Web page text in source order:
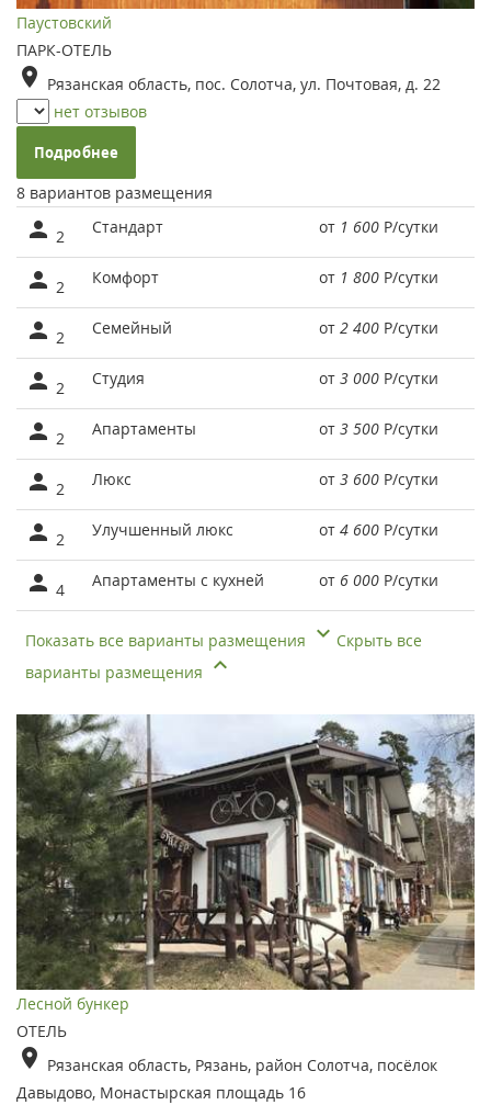
Паустовский
ПАРК-ОТЕЛЬ
Рязанская область, пос. Солотча, ул. Почтовая, д. 22
нет отзывов
Подробнее
8 вариантов размещения
2 Стандарт от 1 600 Р/сутки
2 Комфорт от 1 800 Р/сутки
2 Семейный от 2 400 Р/сутки
2 Студия от 3 000 Р/сутки
2 Апартаменты от 3 500 Р/сутки
2 Люкс от 3 600 Р/сутки
2 Улучшенный люкс от 4 600 Р/сутки
4 Апартаменты с кухней от 6 000 Р/сутки
Показать все варианты размещения
Скрыть все
варианты размещения
Лесной бункер
ОТЕЛЬ
Рязанская область, Рязань, район Солотча, посёлок
Давыдово, Монастырская площадь 16